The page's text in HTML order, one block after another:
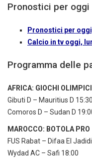
Pronostici per oggi
Pronostici per
Calcio in tv oggi,
Programma delle
AFRICA: GIOCHI
Gibuti D – Mauritius D 15:30
Comoros D – Sudan D
MAROCCO: BOTOLA PRO
FUS Rabat – Difaa El
Wydad AC – Safi 18:00